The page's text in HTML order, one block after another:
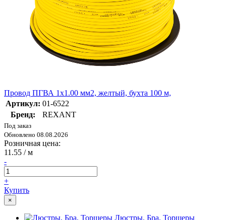
Провод ПГВА 1х1.00 мм2, желтый, бухта 100 м,
Артикул: 01-6522
Бренд:
REXANT
Под заказ
Обновлено 08.08.2026
Розничная цена:
11.55 / м
-
+
Купить
×
Люстры, Бра, Торшеры